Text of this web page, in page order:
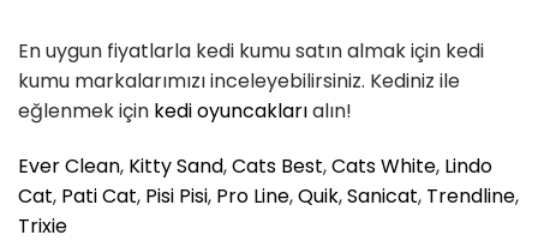
En uygun fiyatlarla kedi kumu satın almak için kedi
kumu markalarımızı inceleyebilirsiniz. Kediniz ile
eğlenmek için kedi oyuncaklarıalın!
Ever Clean, Kitty Sand,Cats Best,Cats White, Lindo
Cat, Pati Cat, Pisi Pisi, Pro Line,Quik,Sanicat, Trendline,
Trixie